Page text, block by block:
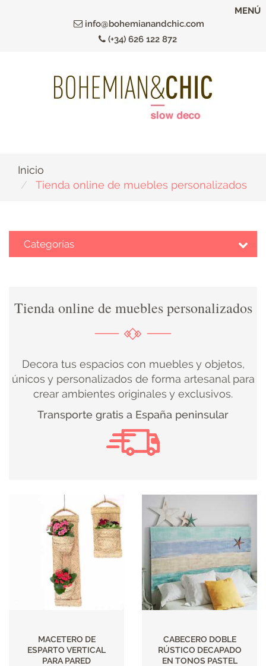
info@bohemianandchic.com
(+34) 626 122 872
MENÚ
Inicio
Tienda online de muebles personalizados
Categorías
DECOBODAS
MUEBLE
RECUPERADO
ILUMINACIÓN
Tienda online de muebles personalizados
Decora tus espacios con muebles y objetos,
únicos y personalizados de forma artesanal para
crear ambientes originales y exclusivos.
Transporte gratis a España peninsular
MACETERO DE
ESPARTO VERTICAL
PARA PARED
CABECERO DOBLE
RÚSTICO DECAPADO
EN TONOS PASTEL